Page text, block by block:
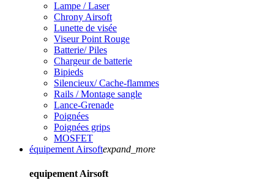
Lampe / Laser
Chrony Airsoft
Lunette de visée
Viseur Point Rouge
Batterie/ Piles
Chargeur de batterie
Bipieds
Silencieux/ Cache-flammes
Rails / Montage sangle
Lance-Grenade
Poignées
Poignées grips
MOSFET
équipement Airsoftexpand_more
equipement Airsoft